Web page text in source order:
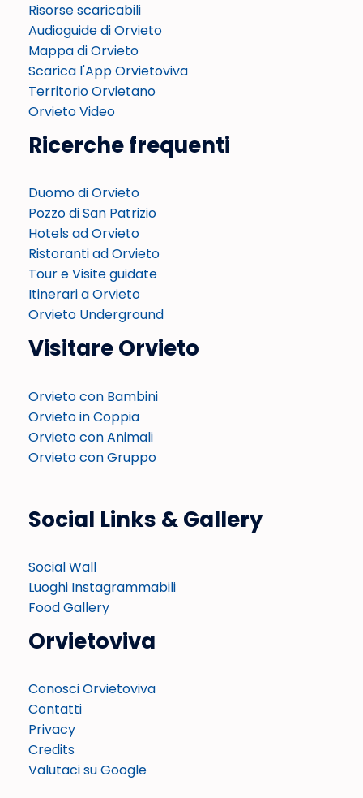
Risorse scaricabili
Audioguide di Orvieto
Mappa di Orvieto
Scarica l'App Orvietoviva
Territorio Orvietano
Orvieto Video
Ricerche frequenti
Duomo di Orvieto
Pozzo di San Patrizio
Hotels ad Orvieto
Ristoranti ad Orvieto
Tour e Visite guidate
Itinerari a Orvieto
Orvieto Underground
Visitare Orvieto
Orvieto con Bambini
Orvieto in Coppia
Orvieto con Animali
Orvieto con Gruppo
Social Links & Gallery
Social Wall
Luoghi Instagrammabili
Food Gallery
Orvietoviva
Conosci Orvietoviva
Contatti
Privacy
Credits
Valutaci su Google